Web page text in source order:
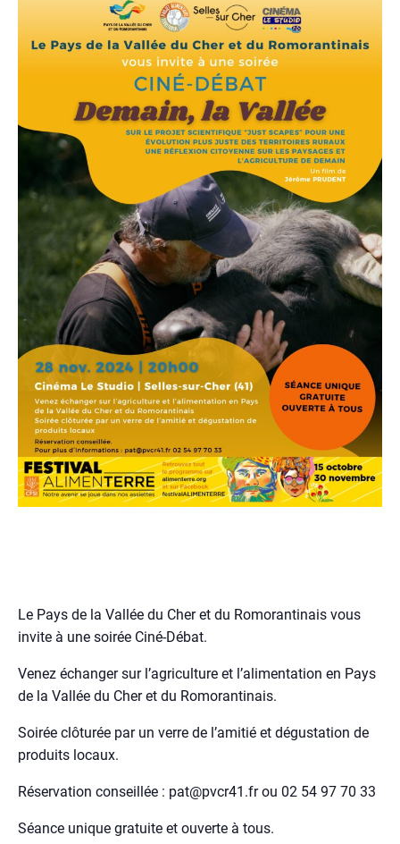
Le Pays de la Vallée du Cher et du Romorantinais vous
invite à une soirée Ciné-Débat.
Venez échanger sur l’agriculture et l’alimentation en Pays
de la Vallée du Cher et du Romorantinais.
Soirée clôturée par un verre de l’amitié et dégustation de
produits locaux.
Réservation conseillée : pat@pvcr41.fr ou 02 54 97 70 33
Séance unique gratuite et ouverte à tous.